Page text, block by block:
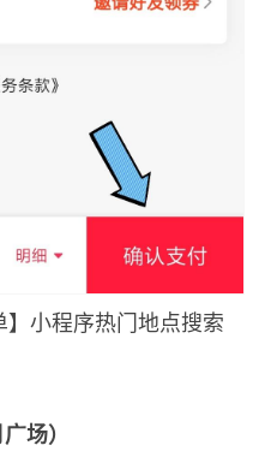
小程序热门地点搜索
场）